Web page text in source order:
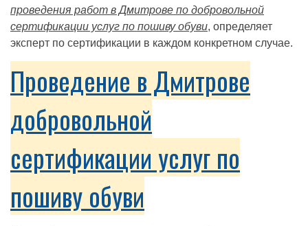
проведения работ в Дмитрове по добровольной
сертификации услуг по пошиву обуви, определяет
эксперт по сертификации в каждом конкретном случае.
Проведение в Дмитрове
добровольной
сертификации услуг по
пошиву обуви